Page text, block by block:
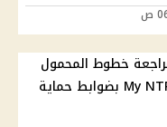
خطوط المحمول
المسجلة باسمك عبر My NTRA بضوابط حماية